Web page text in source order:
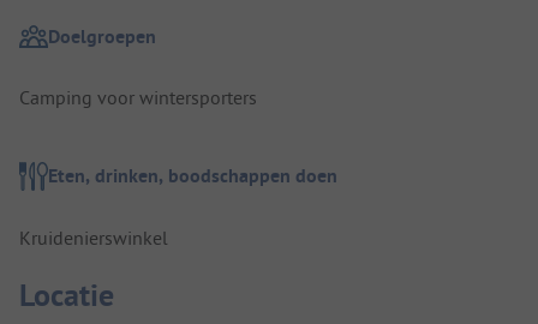
Doelgroepen
Camping voor wintersporters
Eten, drinken, boodschappen doen
Kruidenierswinkel
Locatie